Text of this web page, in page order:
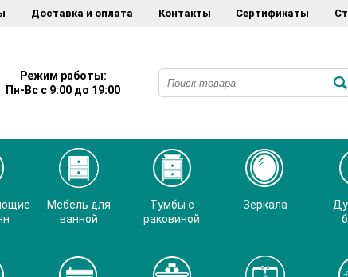
Доставка и оплата Контакты Сертификаты
Режим работы:
Пн-Вс с 9:00 до 19:00
Мебель для
ванной
Тумбы с
раковиной
Зеркала